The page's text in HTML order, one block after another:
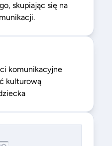
skupiając się na
komunikacyjne
kulturową